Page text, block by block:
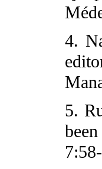
4.
5.